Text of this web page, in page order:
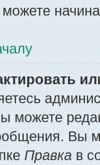
можете
Вы
Правка в